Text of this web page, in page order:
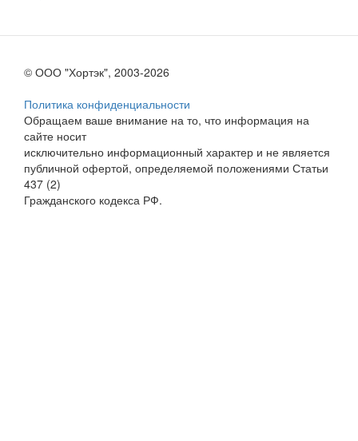
© ООО "Хортэк", 2003-2026
Политика конфиденциальности
Обращаем ваше внимание на то, что информация на
сайте носит
исключительно информационный характер и не является
публичной офертой, определяемой положениями Статьи
437 (2)
Гражданского кодекса РФ.